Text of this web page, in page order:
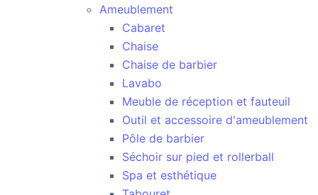
Ameublement
Cabaret
Chaise
Chaise de barbier
Lavabo
Meuble de réception et fauteuil
Outil et accessoire d'ameublement
Pôle de barbier
Séchoir sur pied et rollerball
Spa et esthétique